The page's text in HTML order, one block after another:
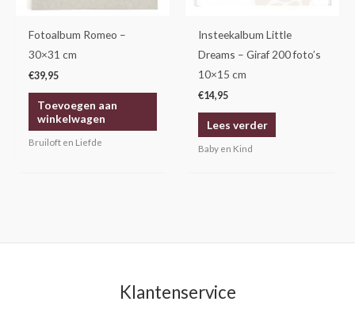
Fotoalbum Romeo –
30×31 cm
€39,95
Toevoegen aan
winkelwagen
Bruiloft en Liefde
Insteekalbum Little
Dreams – Giraf 200 foto’s
10×15 cm
€14,95
Lees verder
Baby en Kind
Klantenservice